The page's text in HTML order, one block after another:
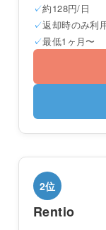
約128円/日
返却時のみ利
最低1ヶ月〜
2位
Rentio